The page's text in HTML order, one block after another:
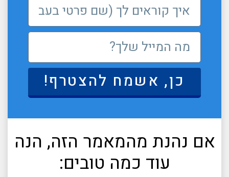
כן, אשמח להצטרף!
אם נהנת מהמאמר הזה, הנה
עוד כמה טובים: